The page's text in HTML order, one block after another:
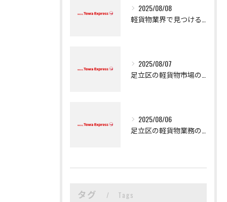
2025/08/08
2025/08/07
2025/08/06
タグ Tags